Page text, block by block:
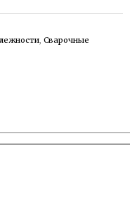
, Сварочные